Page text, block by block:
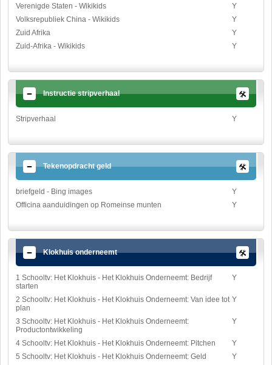
Verenigde Staten - Wikikids
Y
Volksrepubliek China - Wikikids
Y
Zuid Afrika
Y
Zuid-Afrika - Wikikids
Y
Instructie stripverhaal
Stripverhaal Y
Tekenopdracht geld
briefgeld - Bing images
Y
Officina aanduidingen op Romeinse munten
Y
Klokhuis onderneemt
1 Schooltv: Het Klokhuis - Het Klokhuis Onderneemt: Bedrijf
starten
Y
2 Schooltv: Het Klokhuis - Het Klokhuis Onderneemt: Van idee tot
plan
Y
3 Schooltv: Het Klokhuis - Het Klokhuis Onderneemt:
Productontwikkeling
Y
4 Schooltv: Het Klokhuis - Het Klokhuis Onderneemt: Pitchen
Y
5 Schooltv: Het Klokhuis - Het Klokhuis Onderneemt: Geld
Y